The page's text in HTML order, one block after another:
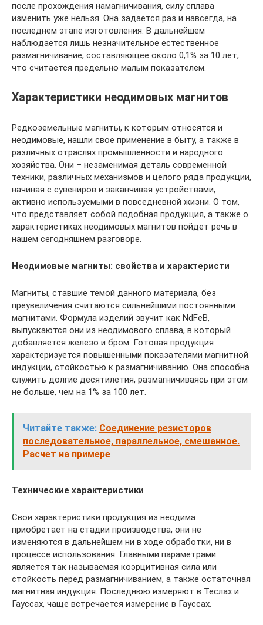
после прохождения намагничивания, силу сплава
изменить уже нельзя. Она задается раз и навсегда, на
последнем этапе изготовления. В дальнейшем
наблюдается лишь незначительное естественное
размагничивание, составляющее около 0,1% за 10 лет,
что считается предельно малым показателем.
Характеристики неодимовых магнитов
Редкоземельные магниты, к которым относятся и
неодимовые, нашли свое применение в быту, а также в
различных отраслях промышленности и народного
хозяйства. Они – незаменимая деталь современной
техники, различных механизмов и целого ряда продукции,
начиная с сувениров и заканчивая устройствами,
активно используемыми в повседневной жизни. О том,
что представляет собой подобная продукция, а также о
характеристиках неодимовых магнитов пойдет речь в
нашем сегодняшнем разговоре.
Неодимовые магниты: свойства и характеристи
Магниты, ставшие темой данного материала, без
преувеличения считаются сильнейшими постоянными
магнитами. Формула изделий звучит как NdFeB,
выпускаются они из неодимового сплава, в который
добавляется железо и бром. Готовая продукция
характеризуется повышенными показателями магнитной
индукции, стойкостью к размагничиванию. Она способна
служить долгие десятилетия, размагничиваясь при этом
не больше, чем на 1% за 100 лет.
Читайте также: Соединение резисторов
последовательное, параллельное, смешанное.
Расчет на примере
Технические характеристики
Свои характеристики продукция из неодима
приобретает на стадии производства, они не
изменяются в дальнейшем ни в ходе обработки, ни в
процессе использования. Главными параметрами
является так называемая коэрцитивная сила или
стойкость перед размагничиванием, а также остаточная
магнитная индукция. Последнюю измеряют в Теслах и
Гауссах, чаще встречается измерение в Гауссах.